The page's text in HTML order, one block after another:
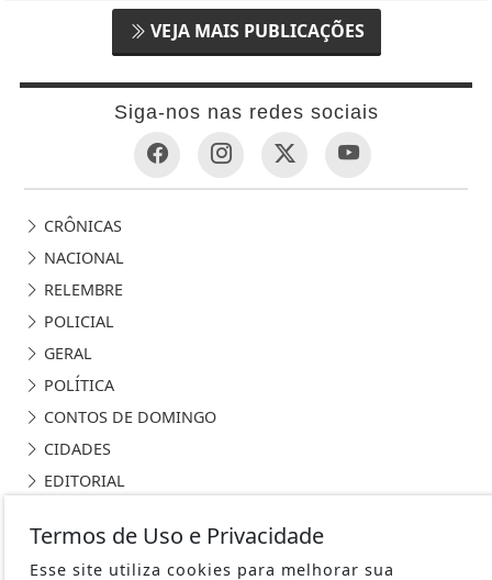
VEJA MAIS PUBLICAÇÕES
Siga-nos nas redes sociais
CRÔNICAS
NACIONAL
RELEMBRE
POLICIAL
GERAL
POLÍTICA
CONTOS DE DOMINGO
CIDADES
EDITORIAL
OPINIÃO
Termos de Uso e Privacidade
Esse site utiliza cookies para melhorar sua